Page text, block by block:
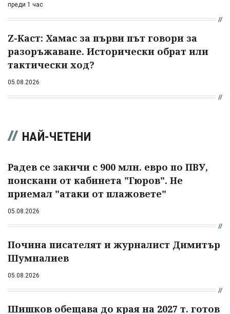
преди 1 час
Z-Каст: Хамас за първи път говори за
разоръжаване. Исторически обрат или
тактически ход?
05.08.2026
НАЙ-ЧЕТЕНИ
Радев се закичи с 900 млн. евро по ПВУ,
поискани от кабинета "Гюров". Не
приемал "атаки от плажовете"
05.08.2026
Почина писателят и журналист Димитър
Шумналиев
05.08.2026
Шишков обещава до края на 2027 т. готов